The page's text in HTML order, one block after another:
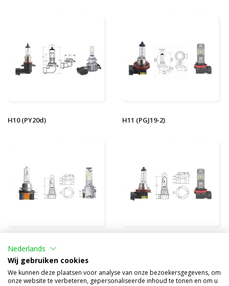
H10 (PY20d) H11 (PGJ19-2)
H15 (PGJ23t-1)
Nederlands
Wij gebruiken cookies
We kunnen deze plaatsen voor analyse van onze bezoekersgegevens, om
onze website te verbeteren, gepersonaliseerde inhoud te tonen en om u